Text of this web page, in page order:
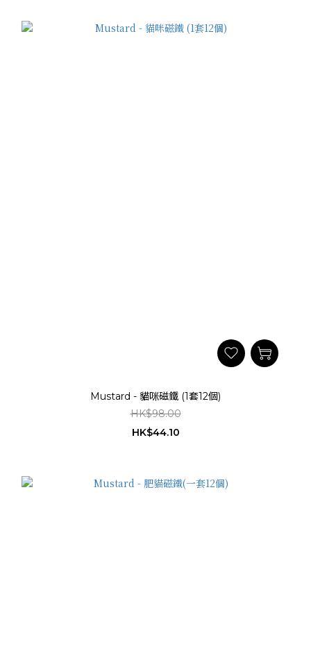
Mustard - 貓咪磁鐵 (1套12個)
HK$98.00
HK$44.10